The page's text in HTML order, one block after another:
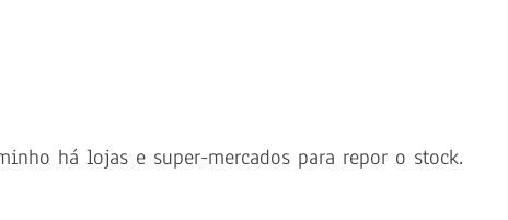
há lojas e super-mercados para repor o stock.